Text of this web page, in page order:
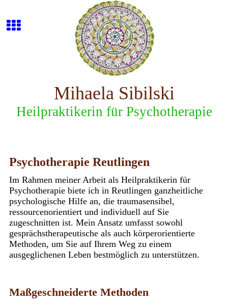
Mihaela Sibilski
Heilpraktikerin für Psychotherapie
Psychotherapie Reutlingen
Im Rahmen meiner Arbeit als Heilpraktikerin für
Psychotherapie biete ich in Reutlingen ganzheitliche
psychologische Hilfe an, die traumasensibel,
ressourcenorientiert und individuell auf Sie
zugeschnitten ist. Mein Ansatz umfasst sowohl
gesprächstherapeutische als auch körperorientierte
Methoden, um Sie auf Ihrem Weg zu einem
ausgeglichenen Leben bestmöglich zu unterstützen.
Maßgeschneiderte Methoden